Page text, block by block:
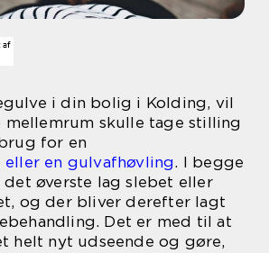
i din bolig i Kolding, vil
skulle tage stilling
for en
en gulvafhøvling. I begge
øverste lag slebet eller
og der bliver derefter lagt
Det er med til at
helt nyt udseende og gøre,